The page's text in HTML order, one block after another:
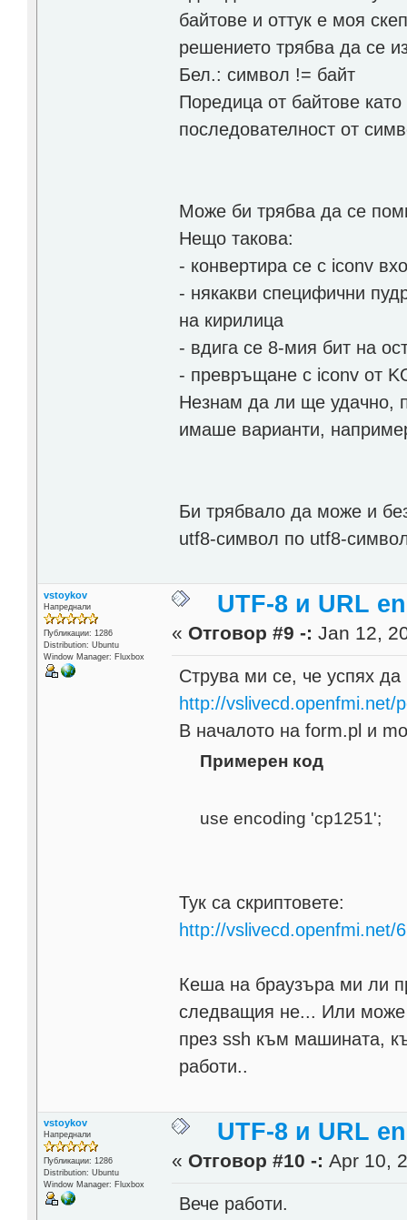
байтове и оттук е моя
решението трябва да се
Бел.: символ != байт
Поредица от байтове
последователност от
Може би трябва да се
Нещо такова:
- конвертира се с iconv
- някакви специфични
на кирилица
- вдига се 8-мия бит на
- превръщане с iconv от
Незнам да ли ще удачно,
имаше варианти,
Би трябвало да може и
utf8-символ по utf8-
vstoykov
Напреднали
Публикации: 1286
Distribution: Ubuntu
Window Manager: Fluxbox
UTF-8 и URL
« Отговор #9 -: Jan 12,
Струва ми се, че успях
http://vslivecd.openfmi.net/
В началото на form.pl и
Примерен код
use encoding 'cp1251';
Тук са скриптовете:
http://vslivecd.openfmi.net/
Кеша на браузъра ми ли
следващия не... Или може
през ssh към машината,
работи..
vstoykov
Напреднали
Публикации: 1286
Distribution: Ubuntu
Window Manager: Fluxbox
UTF-8 и URL
« Отговор #10 -: Apr 10,
Вече работи.